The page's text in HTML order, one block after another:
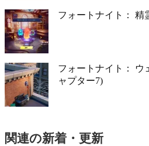
フォートナイト： 精
フォートナイト： ウ
ャプター7)
関連の新着・更新